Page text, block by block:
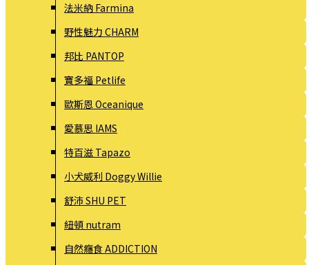
法米納 Farmina
野性魅力 CHARM
邦比 PANTOP
寶多福 Petlife
歐斯恩 Oceanique
愛慕思 IAMS
特百滋 Tapazo
小犬威利 Doggy Willie
舒沛 SHU PET
紐頓 nutram
自然癮食 ADDICTION